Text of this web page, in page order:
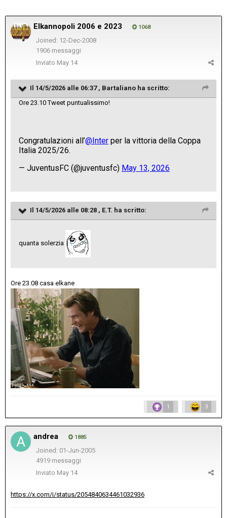
Elkannopoli 2006 e 2023 1068
Joined: 12-Dec-2008
1906 messaggi
Inviato May 14
Il 14/5/2026 alle 06:37 , Bartaliano ha scritto:
Ore 23.10 Tweet puntualissimo!
Il 14/5/2026 alle 08:28 , E.T. ha scritto:
quanta solerzia
Ore 23.08 casa elkane
1 3
andrea 1885
Joined: 01-Jun-2005
4919 messaggi
Inviato May 14
https://x.com/i/status/2054840634461032936